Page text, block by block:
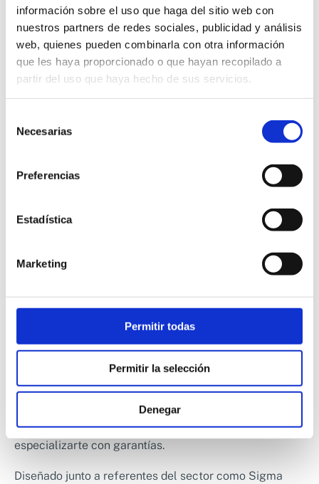
información sobre el uso que haga del sitio web con
nuestros partners de redes sociales, publicidad y análisis
web, quienes pueden combinarla con otra información
que les haya proporcionado o que hayan recopilado a
partir del uso que haya hecho de sus servicios.
Necesarias
Preferencias
Estadística
Marketing
Permitir todas
Permitir la selección
Denegar
documentación de proyectos, justificación de
subvenciones y procesos de certificaciónbajo normas
como UNE 166002 o programas como CDTI, Horizonte
Europa o Next Generation EU.
industria alimentaria
alimentaria, necesitas una formación que te prepare de
verdad. ElMáster en I+D+i en la Industria Alimentaria
de Escuela Alimentaria es, sencillamente, la opción
más completa y práctica del mercado para
especializarte con garantías.
Diseñado junto a referentes del sector como Sigma